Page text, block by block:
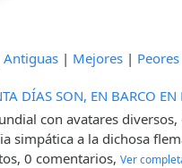
Antiguas | Mejores | Peores
DÍAS SON, EN BARCO EN
con avatares
simpática a la dichosa
0 comentarios, Ver